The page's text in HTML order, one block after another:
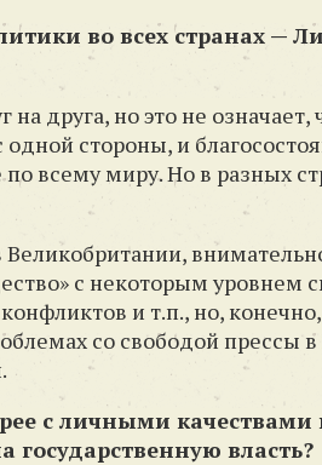
во всех странах —
друга, но это не
стороны, и
всему миру. Но в разных
с некоторым уровнем
и т.п., но,
со свободой прессы
с личными
государственную власть?